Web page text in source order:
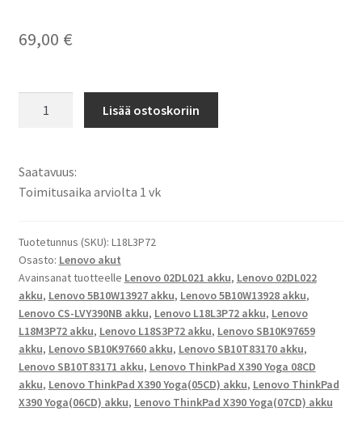
69,00 €
Yoga
(05CD),
X390
Yoga(06CD),
ThinkPad
X390
Yoga(07CD),
ThinkPad
X390
Yoga(08CD)
-
Lisää ostoskoriin
Saatavuus:
Toimitusaika arviolta 1 vk
Tuotetunnus (SKU): L18L3P72
Osasto: Lenovo akut
Avainsanat tuotteelle Lenovo 02DL021 akku, Lenovo 02DL022
akku, Lenovo 5B10W13927 akku, Lenovo 5B10W13928 akku,
Lenovo CS-LVY390NB akku, Lenovo L18L3P72 akku, Lenovo
L18M3P72 akku, Lenovo L18S3P72 akku, Lenovo SB10K97659
akku, Lenovo SB10K97660 akku, Lenovo SB10T83170 akku,
Lenovo SB10T83171 akku, Lenovo ThinkPad X390 Yoga 08CD
akku, Lenovo ThinkPad X390 Yoga(05CD) akku, Lenovo ThinkPad
X390 Yoga(06CD) akku, Lenovo ThinkPad X390 Yoga(07CD) akku